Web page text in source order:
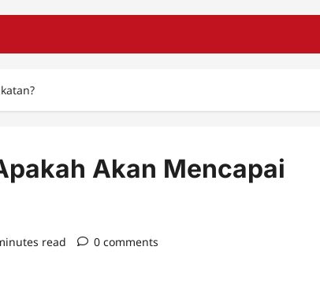
Akan Mencapai
read 0 comments